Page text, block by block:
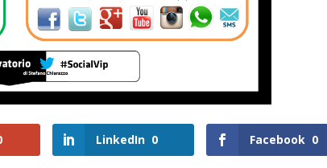
LinkedIn 0 Facebook 0